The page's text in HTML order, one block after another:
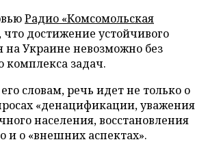
Радио «Комсомольская
что достижение устойчивого
на Украине невозможно без
комплекса задач.
словам, речь идет не только о
«денацификации, уважения
населения, восстановления
и о «внешних аспектах».